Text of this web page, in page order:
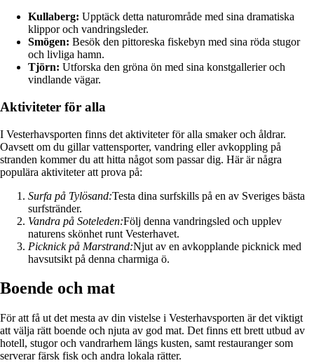
Kullaberg: Upptäck detta naturområde med sina dramatiska
klippor och vandringsleder.
Smögen: Besök den pittoreska fiskebyn med sina röda stugor
och livliga hamn.
Tjörn: Utforska den gröna ön med sina konstgallerier och
vindlande vägar.
Aktiviteter för alla
I Vesterhavsporten finns det aktiviteter för alla smaker och åldrar.
Oavsett om du gillar vattensporter, vandring eller avkoppling på
stranden kommer du att hitta något som passar dig. Här är några
populära aktiviteter att prova på:
Surfa på Tylösand:Testa dina surfskills på en av Sveriges bästa
surfstränder.
Vandra på Soteleden:Följ denna vandringsled och upplev
naturens skönhet runt Vesterhavet.
Picknick på Marstrand:Njut av en avkopplande picknick med
havsutsikt på denna charmiga ö.
Boende och mat
För att få ut det mesta av din vistelse i Vesterhavsporten är det viktigt
att välja rätt boende och njuta av god mat. Det finns ett brett utbud av
hotell, stugor och vandrarhem längs kusten, samt restauranger som
serverar färsk fisk och andra lokala rätter.